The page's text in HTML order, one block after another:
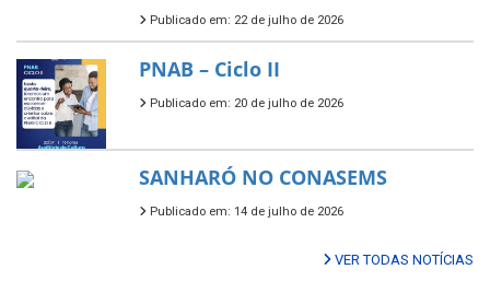
Publicado em: 22 de julho de 2026
PNAB – Ciclo II
Publicado em: 20 de julho de 2026
SANHARÓ NO CONASEMS
Publicado em: 14 de julho de 2026
VER TODAS NOTÍCIAS